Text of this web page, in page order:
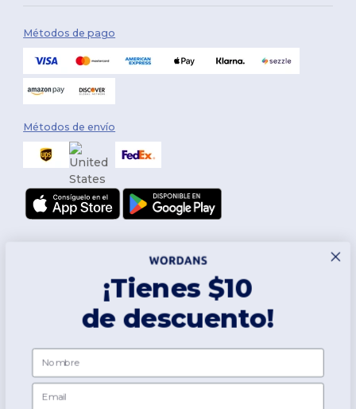
Métodos de pago
Métodos de envío
¡Tienes $10
de descuento!
Nombre
Email